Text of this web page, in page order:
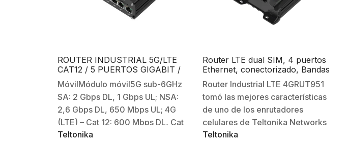
ROUTER INDUSTRIAL 5G/LTE
CAT12 / 5 PUERTOS GIGABIT /
WI-FI DOBLE BANDA DOBLE SIM
MóvilMódulo móvil5G sub-6GHz
SA: 2 Gbps DL, 1 Gbps UL; NSA:
2,6 Gbps DL, 650 Mbps UL; 4G
(LTE) – Cat 12: 600 Mbps DL, Cat
13: 150 Mbps UL; 3G – 42,2 Mbps
Teltonika
Router LTE dual SIM, 4 puertos
Ethernet, conectorizado, Bandas
B1, B2, B3, B4, B5, B7, B8, B28
Router Industrial LTE 4GRUT951
tomó las mejores características
de uno de los enrutadores
celulares de Teltonika Networks
más populares RUT950.Este
Teltonika